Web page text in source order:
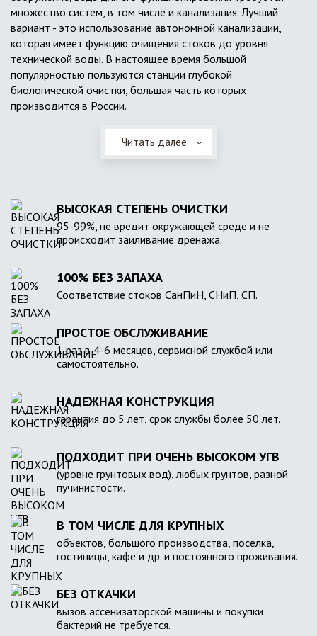
множество систем, в том числе и канализация. Лучший
вариант - это использование автономной канализации,
которая имеет функцию очищения стоков до уровня
технической воды. В настоящее время большой
популярностью пользуются станции глубокой
биологической очистки, большая часть которых
производится в России.
Читать далее
ВЫСОКАЯ СТЕПЕНЬ ОЧИСТКИ
95-99%, не вредит окружающей среде и не
происходит заиливание дренажа.
100% БЕЗ ЗАПАХА
Соответствие стоков СанПиН, СНиП, СП.
ПРОСТОЕ ОБСЛУЖИВАНИЕ
1 раз в 4-6 месяцев, сервисной службой или
самостоятельно.
НАДЕЖНАЯ КОНСТРУКЦИЯ
гарантия до 5 лет, срок службы более 50 лет.
ПОДХОДИТ ПРИ ОЧЕНЬ ВЫСОКОМ УГВ
(уровне грунтовых вод), любых грунтов, разной
пучинистости.
В ТОМ ЧИСЛЕ ДЛЯ КРУПНЫХ
объектов, большого производства, поселка,
гостиницы, кафе и др. и постоянного проживания.
БЕЗ ОТКАЧКИ
вызов ассенизаторской машины и покупки
бактерий не требуется.